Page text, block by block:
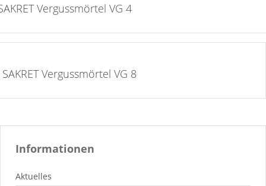
Vergussmörtel VG 4
SAKRET Vergussmörtel VG 8
Informationen
Aktuelles